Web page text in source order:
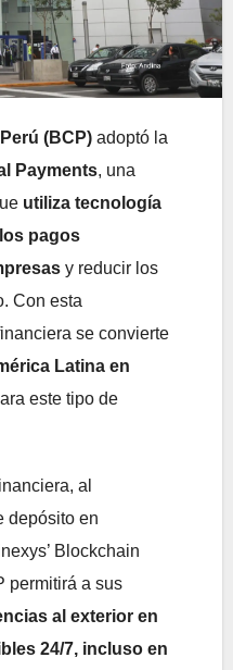
(BCP) adoptó la
Payments, una
utiliza tecnología
pagos
y reducir los
Con esta
se convierte
Latina en
este tipo de
al
depósito en
Blockchain
permitirá a sus
al exterior en
24/7, incluso en